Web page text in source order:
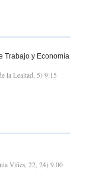
Trabajo y Economía
la Lealtad, 5) 9:15
Viñes, 22, 24) 9.00